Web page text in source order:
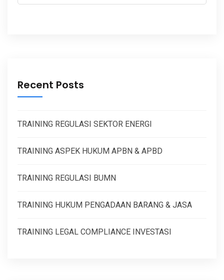
Recent Posts
TRAINING REGULASI SEKTOR ENERGI
TRAINING ASPEK HUKUM APBN & APBD
TRAINING REGULASI BUMN
TRAINING HUKUM PENGADAAN BARANG & JASA
TRAINING LEGAL COMPLIANCE INVESTASI